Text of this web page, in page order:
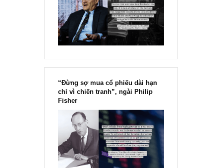
đông đối với rủi ro, Ngài Howard
Marks
“Đừng sợ mua cổ phiếu dài hạn
chỉ vì chiến tranh”, ngài Philip
Fisher